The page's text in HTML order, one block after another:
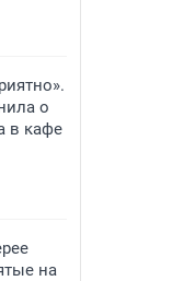
о
в кафе
на